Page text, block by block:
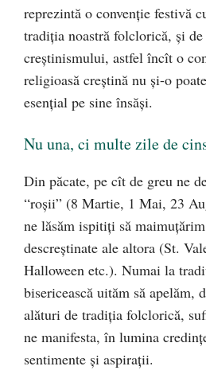
reprezintă o convenţie festivă
tradiţia noastră folclorică, şi
creştinismului, astfel încît o
religioasă creştină nu şi-o
esenţial pe sine însăşi.
Nu una, ci multe zile de
Din păcate, pe cît de greu ne
“roşii” (8 Martie, 1 Mai, 23
ne lăsăm ispitiţi să
descreştinate ale altora (St.
Halloween etc.). Numai la
bisericească uităm să apelăm,
alături de tradiţia folclorică,
ne manifesta, în lumina
sentimente şi aspiraţii.